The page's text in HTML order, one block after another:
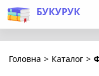
БУКУРУК
Головна > Каталог >